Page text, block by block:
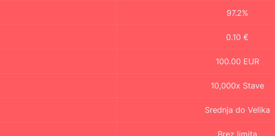
97.2%
0.10 €
100.00 EUR
10,000x Stave
Srednja do Velika
Brez limita